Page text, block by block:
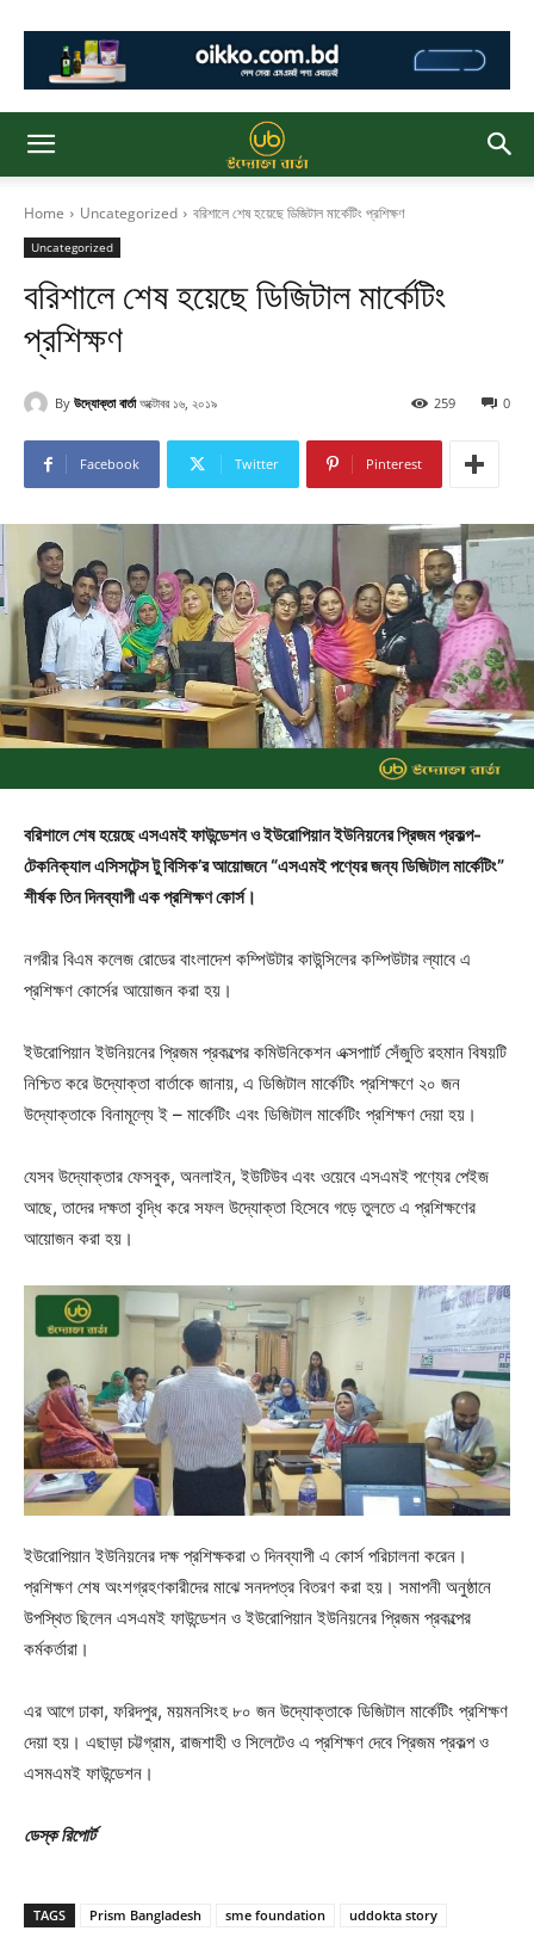
Home Uncategorized বরিশালে শেষ হয়েছে ডিজিটাল মার্কেটিং প্রশিক্ষণ
Uncategorized
বরিশালে শেষ হয়েছে ডিজিটাল মার্কেটিং
প্রশিক্ষণ
By উদ্যোক্তা বার্তা অক্টোবর ১৬, ২০১৯ 0
259
Facebook Twitter Pinterest
বরিশালে শেষ হয়েছে এসএমই ফাউন্ডেশন ও ইউরোপিয়ান ইউনিয়নের প্রিজম প্রকল্প-
টেকনিক্যাল এসিসটেন্স টু বিসিক’র আয়োজনে “এসএমই পণ্যের জন্য ডিজিটাল মার্কেটিং”
শীর্ষক তিন দিনব্যাপী এক প্রশিক্ষণ কোর্স।
নগরীর বিএম কলেজ রোডের বাংলাদেশ কম্পিউটার কাউন্সিলের কম্পিউটার ল্যাবে এ
প্রশিক্ষণ কোর্সের আয়োজন করা হয়।
ইউরোপিয়ান ইউনিয়নের প্রিজম প্রকল্পের কমিউনিকেশন এক্সপাার্ট সেঁজুতি রহমান বিষয়টি
নিশ্চিত করে উদ্যোক্তা বার্তাকে জানায়, এ ডিজিটাল মার্কেটিং প্রশিক্ষণে ২০ জন
উদ্যোক্তাকে বিনামূল্যে ই – মার্কেটিং এবং ডিজিটাল মার্কেটিং প্রশিক্ষণ দেয়া হয়।
যেসব উদ্যোক্তার ফেসবুক, অনলাইন, ইউটিউব এবং ওয়েবে এসএমই পণ্যের পেইজ
আছে, তাদের দক্ষতা বৃদ্ধি করে সফল উদ্যোক্তা হিসেবে গড়ে তুলতে এ প্রশিক্ষণের
আয়োজন করা হয়।
ইউরোপিয়ান ইউনিয়নের দক্ষ প্রশিক্ষকরা ৩ দিনব্যাপী এ কোর্স পরিচালনা করেন।
প্রশিক্ষণ শেষ অংশগ্রহণকারীদের মাঝে সনদপত্র বিতরণ করা হয়। সমাপনী অনুষ্ঠানে
উপস্থিত ছিলেন এসএমই ফাউন্ডেশন ও ইউরোপিয়ান ইউনিয়নের প্রিজম প্রকল্পের
কর্মকর্তারা।
এর আগে ঢাকা, ফরিদপুর, ময়মনসিংহ ৮০ জন উদ্যোক্তাকে ডিজিটাল মার্কেটিং প্রশিক্ষণ
দেয়া হয়। এছাড়া চট্টগ্রাম, রাজশাহী ও সিলেটেও এ প্রশিক্ষণ দেবে প্রিজম প্রকল্প ও
এসমএমই ফাউন্ডেশন।
ডেস্ক রিপোর্ট
TAGS Prism Bangladesh sme foundation
uddokta story